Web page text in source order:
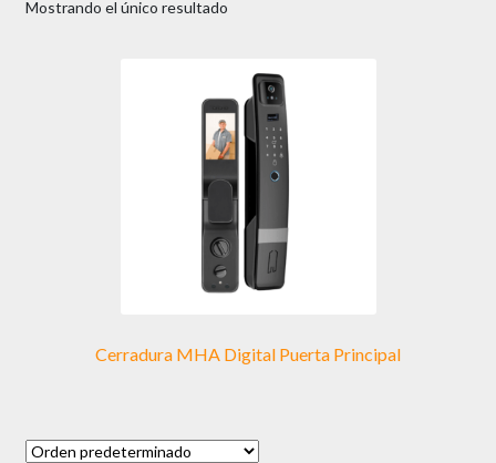
Mostrando el único resultado
Cerradura MHA Digital Puerta Principal